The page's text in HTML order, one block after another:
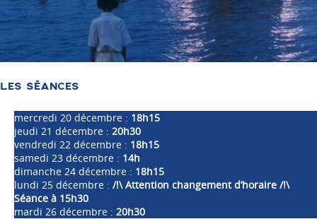
LES SÉANCES
mercredi 20 décembre : 18h15
jeudi 21 décembre : 20h30
vendredi 22 décembre : 18h15
samedi 23 décembre : 14h
dimanche 24 décembre : 18h15
lundi 25 décembre : /!\ Attention changement d’horaire /!\
Séance à 15h30
mardi 26 décembre : 20h30